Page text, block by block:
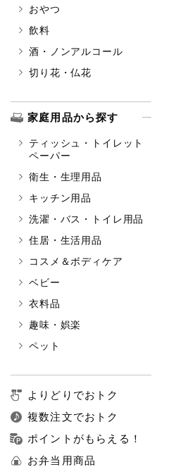
おやつ
飲料
酒・ノンアルコール
切り花・仏花
家庭用品から探す
ティッシュ・トイレット
ペーパー
衛生・生理用品
キッチン用品
洗濯・バス・トイレ用品
住居・生活用品
コスメ＆ボディケア
ベビー
衣料品
趣味・娯楽
ペット
よりどりでおトク
複数注文でおトク
ポイントがもらえる！
お弁当用商品